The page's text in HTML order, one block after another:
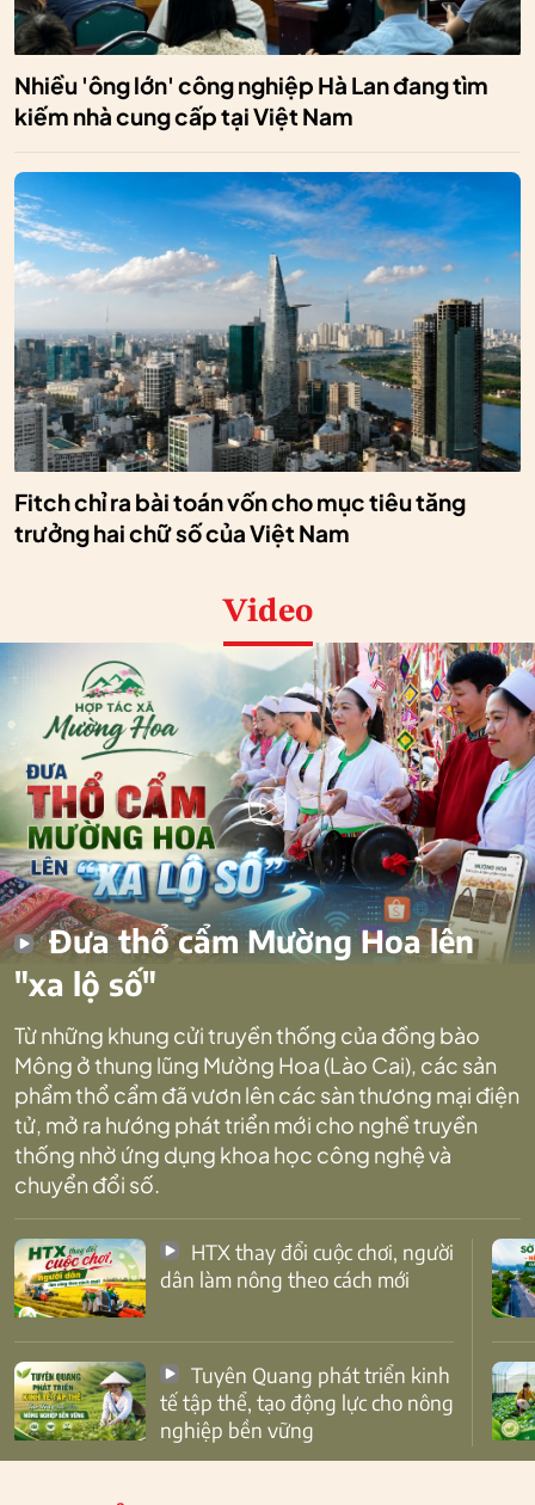
Nhiều 'ông lớn' công nghiệp Hà Lan đang tìm
kiếm nhà cung cấp tại Việt Nam
Fitch chỉ ra bài toán vốn cho mục tiêu tăng
trưởng hai chữ số của Việt Nam
Video
Đưa thổ cẩm Mường Hoa lên
"xa lộ số"
Từ những khung cửi truyền thống của đồng bào
Mông ở thung lũng Mường Hoa (Lào Cai), các sản
phẩm thổ cẩm đã vươn lên các sàn thương mại điện
tử, mở ra hướng phát triển mới cho nghề truyền
thống nhờ ứng dụng khoa học công nghệ và
chuyển đổi số.
dân làm nông theo cách mới
tế tập thể, tạo động lực cho nông
nghiệp bền vững